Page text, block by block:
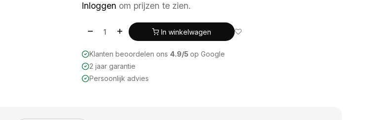
Inloggen om prijzen te zien.
In winkelwagen
Klanten beoordelen ons 4.9/5 op Google
2 jaar garantie
Persoonlijk advies